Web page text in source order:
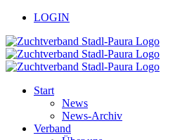
Zum
springen
facebook
youtubeLOGIN
Start
News
News-Archiv
Verband